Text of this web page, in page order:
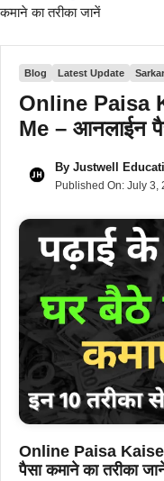
कमाने का तरीका जानें
Blog Latest Update
Online Paisa
Me – आनलाईन
By Justwell
Published On: July 3,
Online Paisa
पैसा कमाने का तरीका